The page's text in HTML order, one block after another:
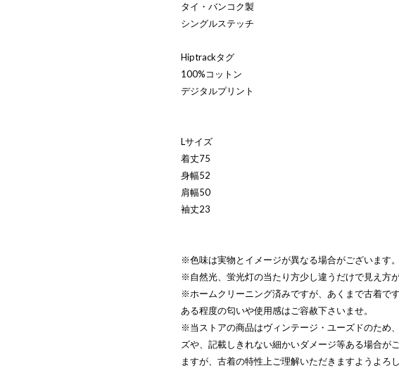
タイ・バンコク製
シングルステッチ
Hiptrackタグ
100%コットン
デジタルプリント
Lサイズ
着丈75
身幅52
肩幅50
袖丈23
※色味は実物とイメージが異なる場合がございます。
※自然光、蛍光灯の当たり方少し違うだけで見え方が
※ホームクリーニング済みですが、あくまで古着です
ある程度の匂いや使用感はご容赦下さいませ。
※当ストアの商品はヴィンテージ・ユーズドのため
ズや、記載しきれない細かいダメージ等ある場合が
ますが、古着の特性上ご理解いただきますようよろ